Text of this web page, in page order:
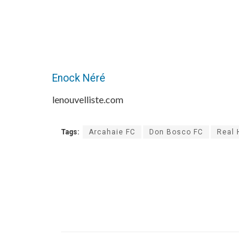
Enock Néré
lenouvelliste.com
Tags: Arcahaie FC Don Bosco FC Real